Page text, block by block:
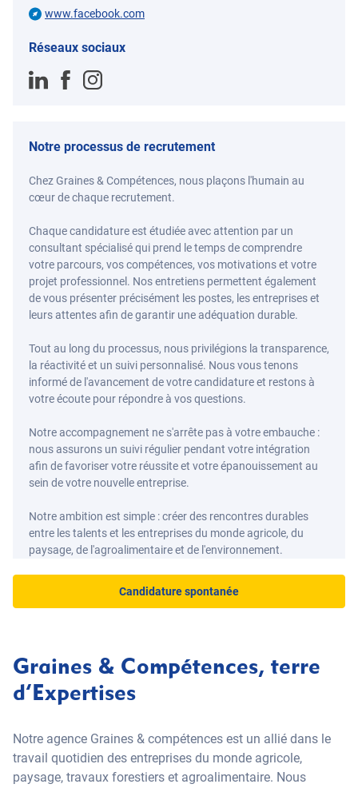
www.facebook.com
Réseaux sociaux
Notre processus de recrutement
Chez Graines & Compétences, nous plaçons l'humain au
cœur de chaque recrutement.
Chaque candidature est étudiée avec attention par un
consultant spécialisé qui prend le temps de comprendre
votre parcours, vos compétences, vos motivations et votre
projet professionnel. Nos entretiens permettent également
de vous présenter précisément les postes, les entreprises et
leurs attentes afin de garantir une adéquation durable.
Tout au long du processus, nous privilégions la transparence,
la réactivité et un suivi personnalisé. Nous vous tenons
informé de l'avancement de votre candidature et restons à
votre écoute pour répondre à vos questions.
Notre accompagnement ne s'arrête pas à votre embauche :
nous assurons un suivi régulier pendant votre intégration
afin de favoriser votre réussite et votre épanouissement au
sein de votre nouvelle entreprise.
Notre ambition est simple : créer des rencontres durables
entre les talents et les entreprises du monde agricole, du
paysage, de l'agroalimentaire et de l'environnement.
Candidature spontanée
Graines & Compétences, terre
d’Expertises
Notre agence Graines & compétences est un allié dans le
travail quotidien des entreprises du monde agricole,
paysage, travaux forestiers et agroalimentaire. Nous